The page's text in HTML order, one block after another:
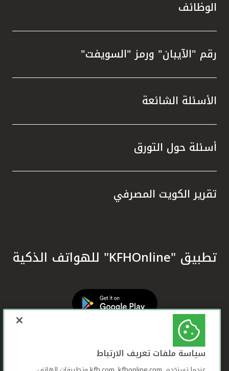
الوظائف
رقم "الآيبان" ورمز "السويفت"
الأسئلة الشائعة
أسئلة حول التورق
تقرير الكويت المصرفي
تطبيق "KFHOnline" للهواتف الذكية
سياسة ملفات تعريف الارتباط